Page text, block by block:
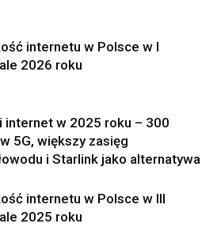
internetu w Polsce w I
2026 roku
internet w 2025 roku – 300
5G, większy zasięg
i Starlink jako alternatywa
internetu w Polsce w III
2025 roku